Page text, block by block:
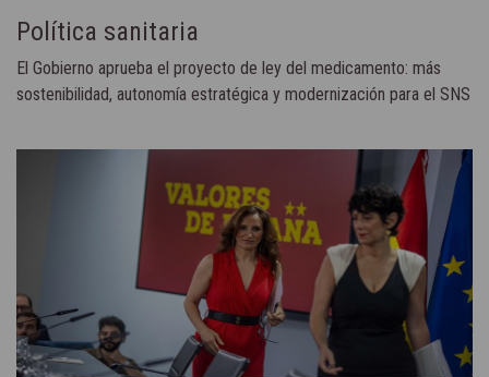
Política sanitaria
El Gobierno aprueba el proyecto de ley del medicamento: más
sostenibilidad, autonomía estratégica y modernización para el SNS